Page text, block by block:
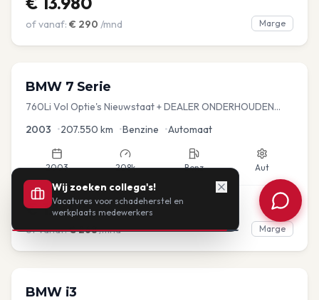
of vanaf: € 290 /mnd Marge
BMW 7 Serie
760Li Vol Optie's Nieuwstaat + DEALER ONDERHOUDEN
2003 •207.550 km •Benzine •Automaat
2003 208k Benz Aut
€12.925
of vanaf:€268/mnd Marge
BMW i3
Wij zoeken collega's!
Vacatures voor schadeherstel en
werkplaats medewerkers